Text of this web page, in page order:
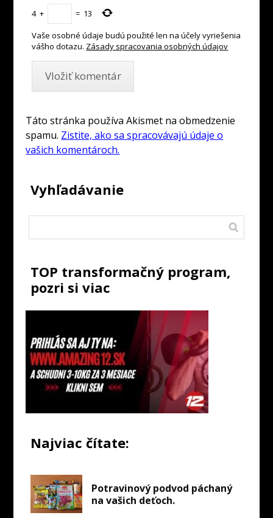
4 + = 13
Vaše osobné údaje budú použité len na účely vyriešenia
vášho dotazu. Zásady spracovania osobných údajov
Táto stránka používa Akismet na obmedzenie
spamu. Zistite, ako sa spracovávajú údaje o
vašich komentároch.
Vyhľadávanie
TOP transformačný program,
pozri si viac
Najviac čítate:
Potravinový podvod páchaný
na vašich deťoch.